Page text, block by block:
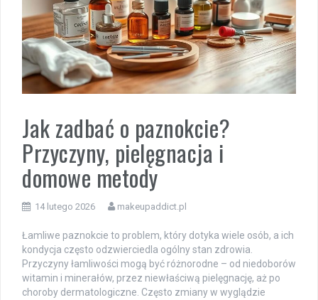
Jak zadbać o paznokcie?
Przyczyny, pielęgnacja i
domowe metody
14 lutego 2026 makeupaddict.pl
Łamliwe paznokcie to problem, który dotyka wiele osób, a ich
kondycja często odzwierciedla ogólny stan zdrowia.
Przyczyny łamliwości mogą być różnorodne – od niedoborów
witamin i minerałów, przez niewłaściwą pielęgnację, aż po
choroby dermatologiczne. Często zmiany w wyglądzie